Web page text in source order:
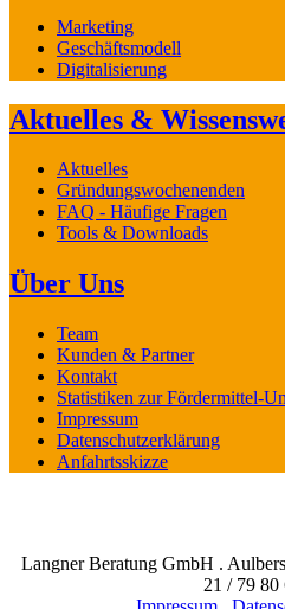
Marketing
Geschäftsmodell
Digitalisierung
Aktuelles &
Aktuelles
Gründungswochenenden
FAQ - Häufige Fragen
Tools & Downloads
Über Uns
Team
Kunden & Partner
Kontakt
Statistiken zur Fördermittel-
Impressum
Datenschutzerklärung
Anfahrtsskizze
Langner Beratung GmbH .
21 / 79 80